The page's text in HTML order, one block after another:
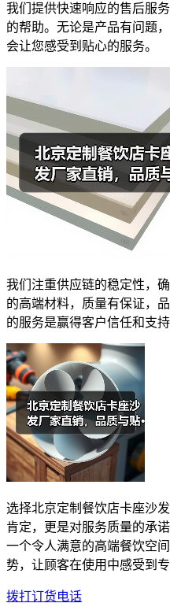
我们提供快速响应的售后服
的帮助。无论是产品有问题
会让您感受到贴心的服务。
我们注重供应链的稳定性，
的高端材料，质量有保证，
的服务是赢得客户信任和支持
选择北京定制餐饮店卡座沙
肯定，更是对服务质量的承
一个令人满意的高端餐饮空
势，让顾客在使用中感受到专
拨打订货电话